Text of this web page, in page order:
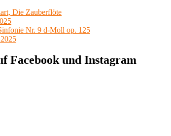
Die Zauberflöte
Nr. 9 d-Moll op. 125
Facebook und Instagram